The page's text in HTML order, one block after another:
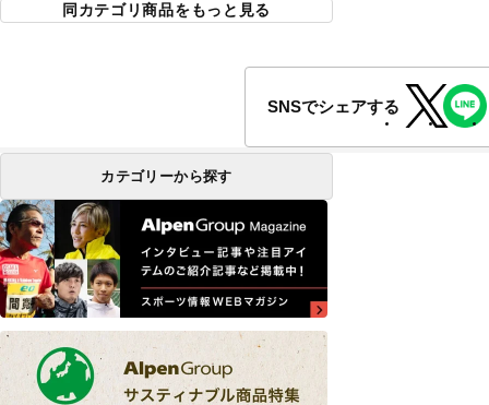
同カテゴリ商品をもっと見る
SNSでシェアする
カテゴリーから探す